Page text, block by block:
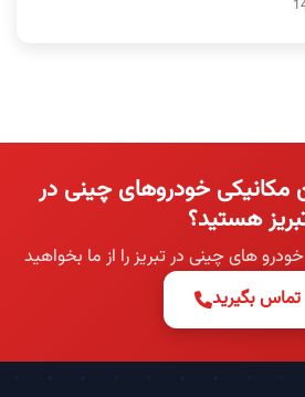
مکانیکی خودروهای چینی در
هستید؟
های چینی در تبریز را از ما بخواهید
تماس بگیرید